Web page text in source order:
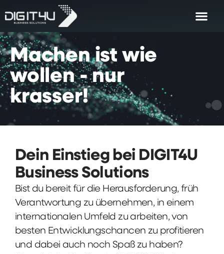
Machen ist wie
wollen - nur
krasser!
Dein Einstieg bei DIGIT4U
Business Solutions
Bist du bereit für die Herausforderung, früh
Verantwortung zu übernehmen, in einem
internationalen Umfeld zu arbeiten, von
besten Entwicklungschancen zu profitieren
und dabei auch noch Spaß zu haben?